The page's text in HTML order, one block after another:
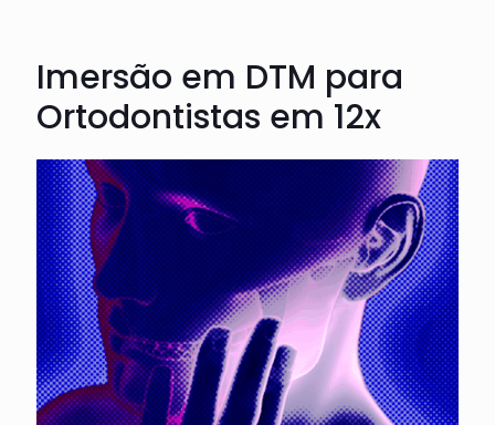
Imersão em DTM para
Ortodontistas em 12x